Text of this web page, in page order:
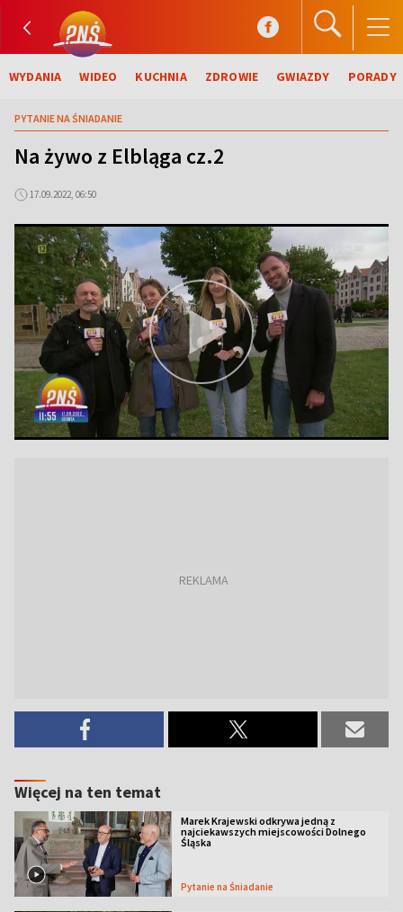
WYDANIA WIDEO KUCHNIA ZDROWIE GWIAZDY PORADY
PYTANIE NA ŚNIADANIE
Na żywo z Elbląga cz.2
17.09.2022, 06:50
Więcej na ten temat
Marek Krajewski odkrywa jedną z
najciekawszych miejscowości Dolnego
Śląska
Pytanie na Śniadanie